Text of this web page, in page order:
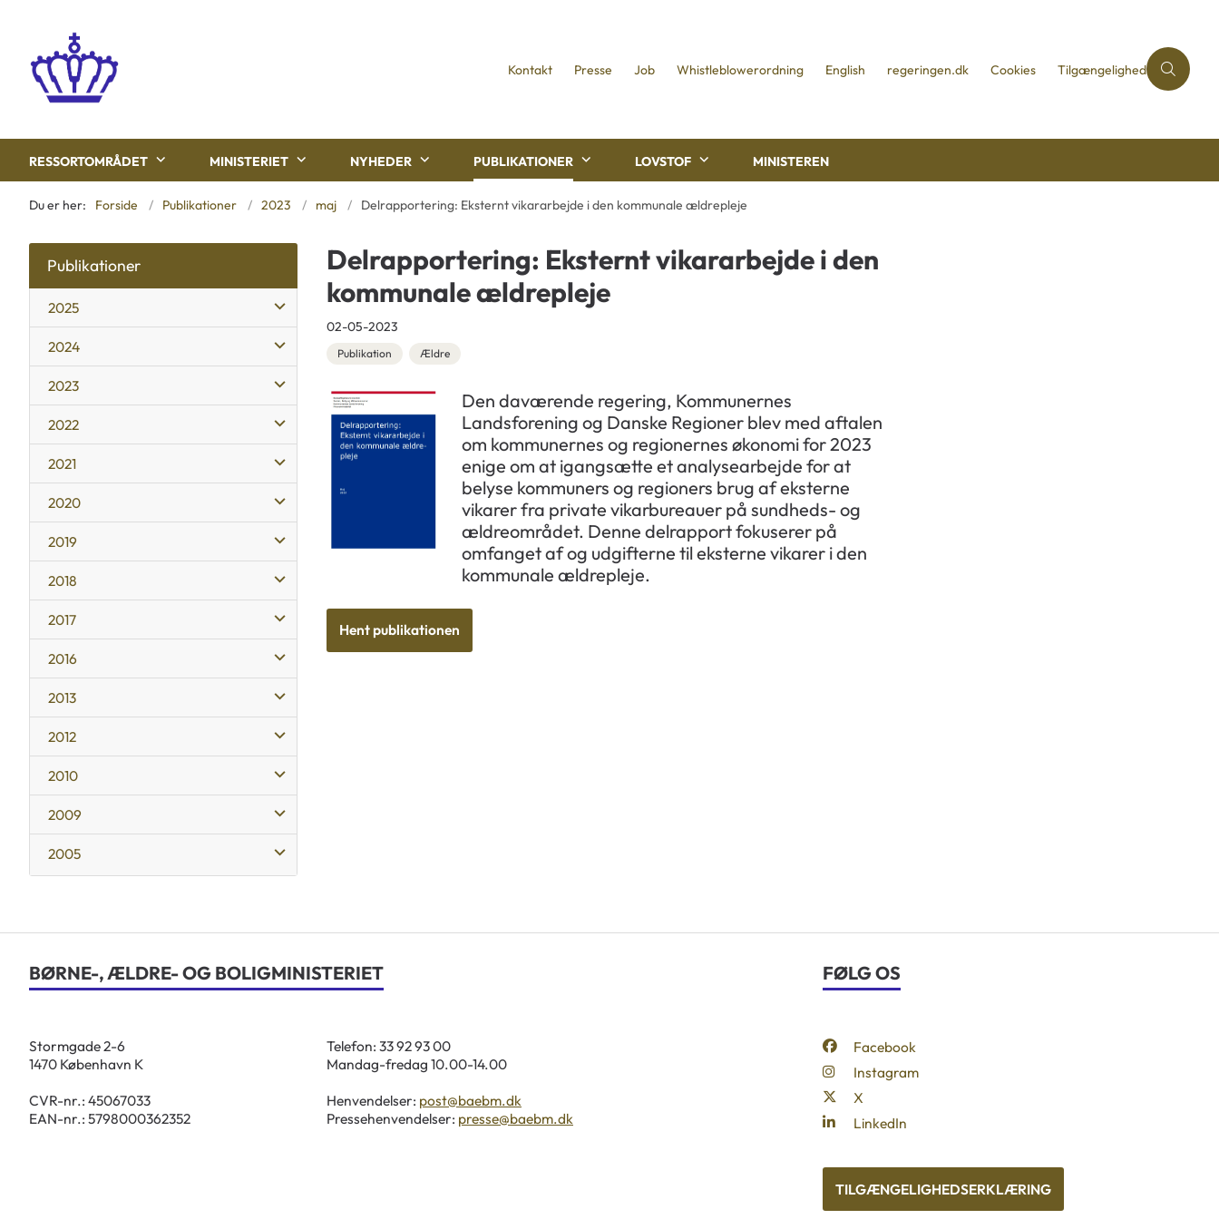
Kontakt Presse Job Whistleblowerordning English regeringen.dk Cookies Tilgængelighed
RESSORTOMRÅDET MINISTERIET NYHEDER PUBLIKATIONER LOVSTOF MINISTEREN
Du er her: Forside Publikationer 2023 maj Delrapportering: Eksternt vikararbejde i den kommunale ældrepleje
Publikationer
2025
2024
2023
2022
2021
2020
2019
2018
2017
2016
2013
2012
2010
2009
2005
Delrapportering: Eksternt vikararbejde i den
kommunale ældrepleje
02-05-2023
Publikation Ældre
Den daværende regering, Kommunernes
Landsforening og Danske Regioner blev med aftalen
om kommunernes og regionernes økonomi for 2023
enige om at igangsætte et analysearbejde for at
belyse kommuners og regioners brug af eksterne
vikarer fra private vikarbureauer på sundheds- og
ældreområdet. Denne delrapport fokuserer på
omfanget af og udgifterne til eksterne vikarer i den
kommunale ældrepleje.
Hent publikationen
BØRNE-, ÆLDRE- OG BOLIGMINISTERIET
Stormgade 2-6
1470 København K
CVR-nr.: 45067033
EAN-nr.: 5798000362352
Telefon: 33 92 93 00
Mandag-fredag 10.00-14.00
Henvendelser: post@baebm.dk
Pressehenvendelser: presse@baebm.dk
FØLG OS
Facebook
Instagram
X
LinkedIn
TILGÆNGELIGHEDSERKLÆRING